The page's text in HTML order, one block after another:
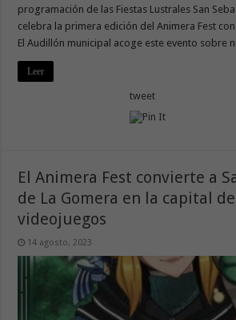
programación de las Fiestas Lustrales San
celebra la primera edición del Animera Fest
El Audillón municipal acoge este evento sobre
Leer
tweet
El Animera Fest convierte a
de La Gomera en la capital
videojuegos
14 agosto, 2023